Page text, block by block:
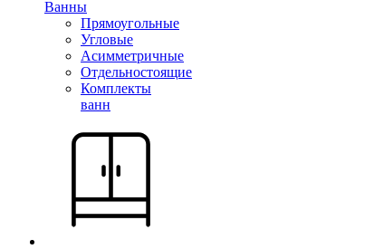
Ванны
Прямоугольные
Угловые
Асимметричные
Отдельностоящие
Комплекты
ванн